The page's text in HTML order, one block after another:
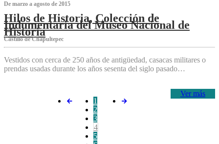
De marzo a agosto de 2015
Hilos de Historia, Colección de
Indumentaria del Museo Nacional de
Historia
Castillo de Chapultepec
Vestidos con cerca de 250 años de antigüedad, casacas militares o
prendas usadas durante los años sesenta del siglo pasado…
Ver más
1
2
3
4
5